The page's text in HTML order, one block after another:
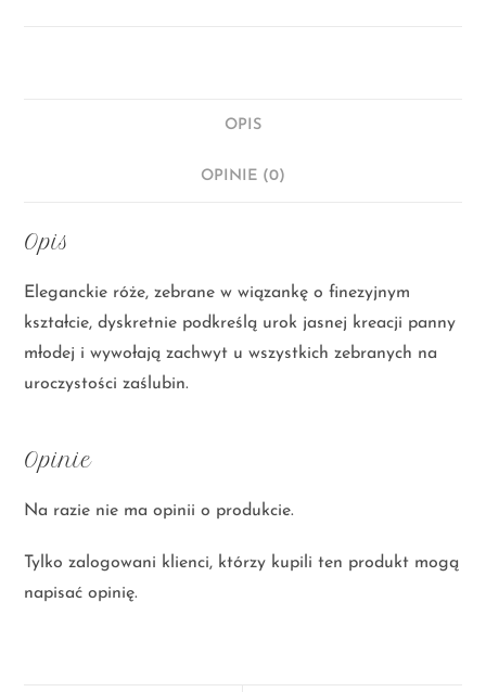
OPIS
OPINIE (0)
Opis
Eleganckie róże, zebrane w wiązankę o finezyjnym
kształcie, dyskretnie podkreślą urok jasnej kreacji panny
młodej i wywołają zachwyt u wszystkich zebranych na
uroczystości zaślubin.
Opinie
Na razie nie ma opinii o produkcie.
Tylko zalogowani klienci, którzy kupili ten produkt mogą
napisać opinię.